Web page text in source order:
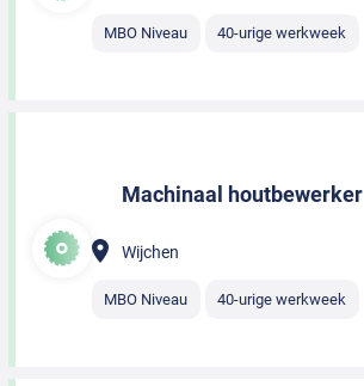
MBO Niveau 40-urige werkweek
Machinaal houtbewerker
Wijchen
MBO Niveau 40-urige werkweek